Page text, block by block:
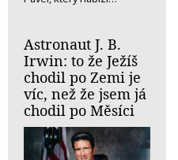
Astronaut J. B.
Irwin: to že Ježíš
chodil po Zemi je
víc, než že jsem já
chodil po Měsíci